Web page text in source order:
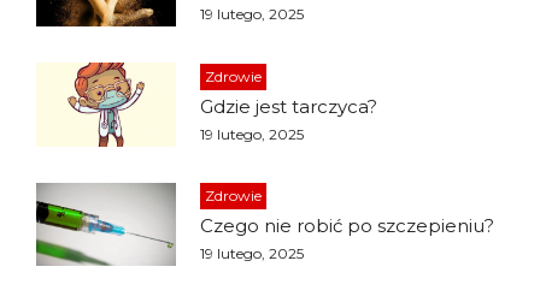
19 lutego, 2025
Zdrowie
Gdzie jest tarczyca?
19 lutego, 2025
Zdrowie
Czego nie robić po szczepieniu?
19 lutego, 2025